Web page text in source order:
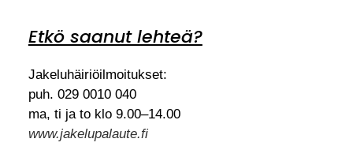
Etkö saanut lehteä?
Jakeluhäiriöilmoitukset:
puh. 029 0010 040
ma, ti ja to klo 9.00–14.00
www.jakelupalaute.fi